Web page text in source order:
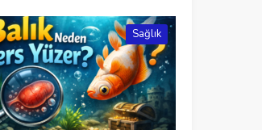
Sağlık